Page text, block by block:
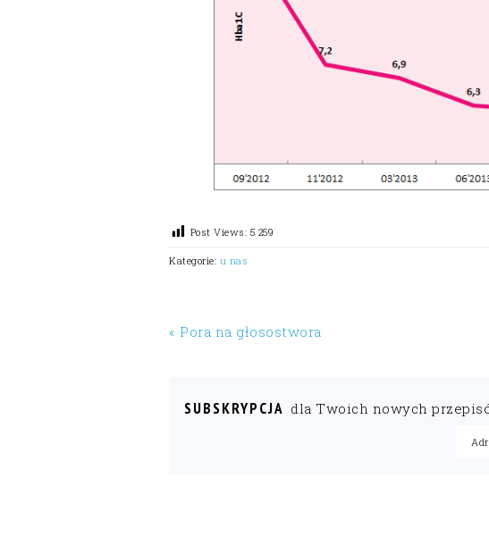
Post Views: 5 259
Kategorie: u nas
« Pora na głosostwora
SUBSKRYPCJA dla Twoich nowych